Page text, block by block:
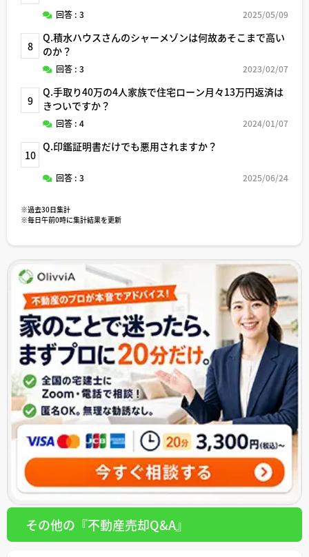
回答 : 3 2025/05/09
8
Q.積水ハウスさんのシャーメゾンは何故あそこまで高い
のか？
回答 : 3 2023/02/07
9
Q.手取り40万の4人家族で住宅ローン月々13万円返済は
きついですか？
回答 : 4 2024/01/07
10
Q.印鑑証明書だけでも悪用されますか？
回答 : 3 2025/06/24
※過去30日集計
※毎日午前0時に集計結果を更新
その他の『不動産売却Q&A』